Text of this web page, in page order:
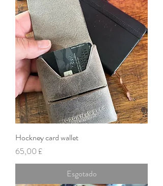
Hockney card wallet
Preço
65,00 £
Esgotado